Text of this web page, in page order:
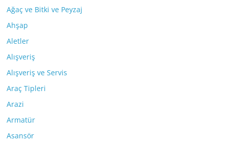
Ağaç ve Bitki ve Peyzaj
Ahşap
Aletler
Alışveriş
Alışveriş ve Servis
Araç Tipleri
Arazi
Armatür
Asansör